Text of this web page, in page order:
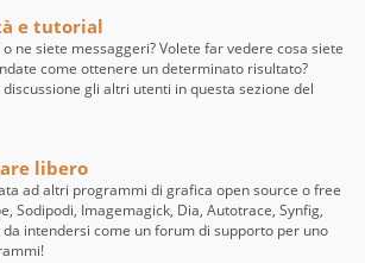
e tutorial
ne siete messaggeri? Volete far vedere cosa siete
come ottenere un determinato risultato?
gli altri utenti in questa sezione del
libero
ad altri programmi di grafica open source o free
Sodipodi, Imagemagick, Dia, Autotrace, Synfig,
da intendersi come un forum di supporto per uno